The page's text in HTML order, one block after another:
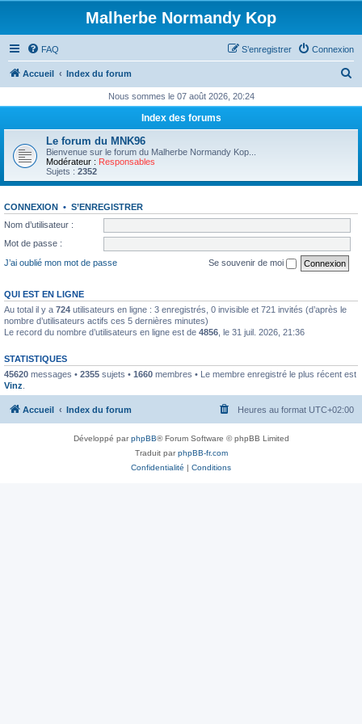
Malherbe Normandy Kop
FAQ Connexion
S’enregistrer
Accueil Index du forum
h
c
Nous sommes le 07 août 2026, 20:24
Index des forums
Le forum du MNK96
Bienvenue sur le forum du Malherbe Normandy Kop...
Modérateur : Responsables
Sujets : 2352
CONNEXION • S’ENREGISTRER
Nom d’utilisateur :
Mot de passe :
J’ai oublié mon mot de passe
Se souvenir de moi
QUI EST EN LIGNE
Au total il y a 724 utilisateurs en ligne : 3 enregistrés, 0 invisible et 721 invités (d’après le
nombre d’utilisateurs actifs ces 5 dernières minutes)
Le record du nombre d’utilisateurs en ligne est de 4856 , le 31 juil. 2026, 21:36
STATISTIQUES
45620 messages • 2355 sujets • 1660 membres • Le membre enregistré le plus récent est
Vinz
Accueil Index du forum Heures au format UTC+02:00
Développé parphpBB® Forum Software © phpBB Limited
Traduit parphpBB-fr.com
Confidentialité | Conditions